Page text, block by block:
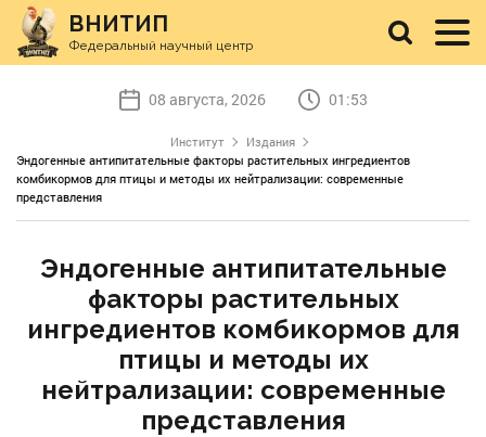
ВНИТИП
Федеральный научный центр
08 августа, 2026 01:53
Институт
Издания
Эндогенные антипитательные факторы растительных ингредиентов
комбикормов для птицы и методы их нейтрализации: современные
представления
Эндогенные антипитательные
факторы растительных
ингредиентов комбикормов для
птицы и методы их
нейтрализации: современные
представления